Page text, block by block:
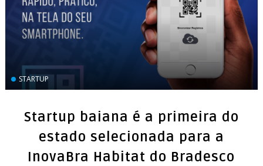
STARTUP
Startup baiana é a primeira do
estado selecionada para a
InovaBra Habitat do Bradesco